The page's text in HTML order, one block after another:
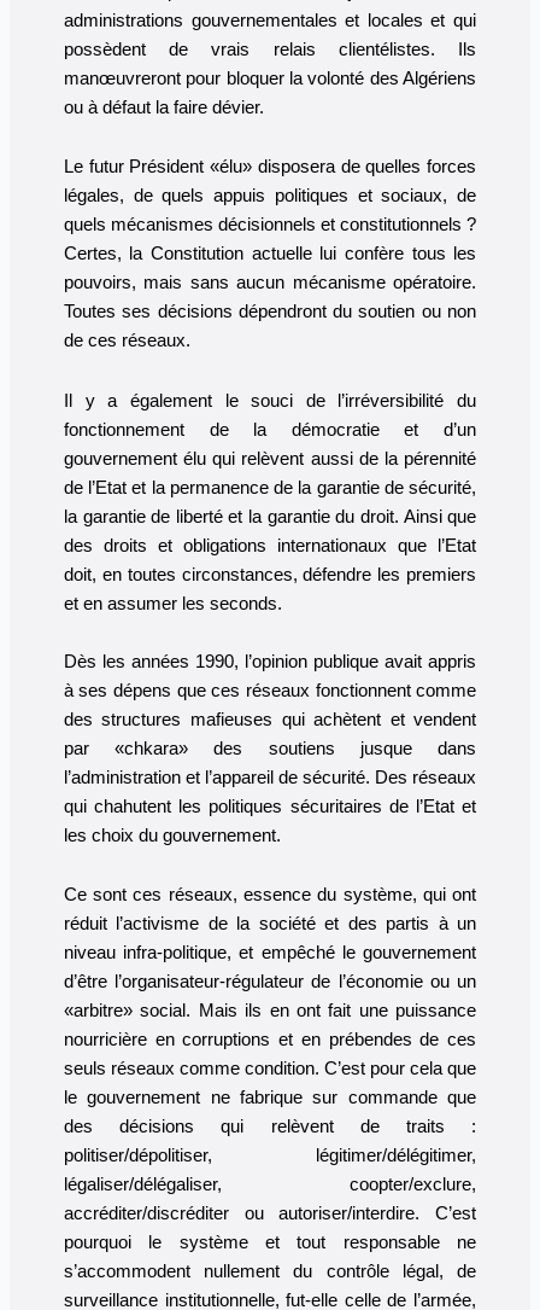
administrations gouvernementales et locales et qui
possèdent de vrais relais clientélistes. Ils
manœuvreront pour bloquer la volonté des Algériens
ou à défaut la faire dévier.
Le futur Président «élu» disposera de quelles forces
légales, de quels appuis politiques et sociaux, de
quels mécanismes décisionnels et constitutionnels ?
Certes, la Constitution actuelle lui confère tous les
pouvoirs, mais sans aucun mécanisme opératoire.
Toutes ses décisions dépendront du soutien ou non
de ces réseaux.
Il y a également le souci de l’irréversibilité du
fonctionnement de la démocratie et d’un
gouvernement élu qui relèvent aussi de la pérennité
de l’Etat et la permanence de la garantie de sécurité,
la garantie de liberté et la garantie du droit. Ainsi que
des droits et obligations internationaux que l’Etat
doit, en toutes circonstances, défendre les premiers
et en assumer les seconds.
Dès les années 1990, l’opinion publique avait appris
à ses dépens que ces réseaux fonctionnent comme
des structures mafieuses qui achètent et vendent
par «chkara» des soutiens jusque dans
l’administration et l’appareil de sécurité. Des réseaux
qui chahutent les politiques sécuritaires de l’Etat et
les choix du gouvernement.
Ce sont ces réseaux, essence du système, qui ont
réduit l’activisme de la société et des partis à un
niveau infra-politique, et empêché le gouvernement
d’être l’organisateur-régulateur de l’économie ou un
«arbitre» social. Mais ils en ont fait une puissance
nourricière en corruptions et en prébendes de ces
seuls réseaux comme condition. C’est pour cela que
le gouvernement ne fabrique sur commande que
des décisions qui relèvent de traits :
politiser/dépolitiser, légitimer/délégitimer,
légaliser/délégaliser, coopter/exclure,
accréditer/discréditer ou autoriser/interdire. C’est
pourquoi le système et tout responsable ne
s’accommodent nullement du contrôle légal, de
surveillance institutionnelle, fut-elle celle de l’armée,